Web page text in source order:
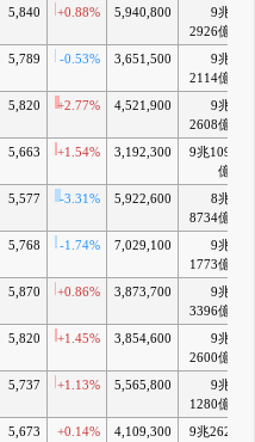
5,840 +0.88% 5,940,800
9兆
2926億
5,789 -0.53% 3,651,500
9兆
2114億
5,820 +2.77% 4,521,900
9兆
2608億
5,663 +1.54% 3,192,300
9兆109
億
5,577 -3.31% 5,922,600
8兆
8734億
5,768 -1.74% 7,029,100
9兆
1773億
5,870 +0.86% 3,873,700
9兆
3396億
5,820 +1.45% 3,854,600
9兆
2600億
5,737 +1.13% 5,565,800
9兆
1280億
5,673 +0.14% 4,109,300
9兆262